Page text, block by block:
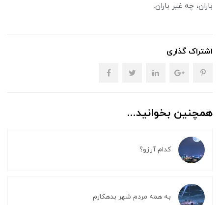
باران، چه غیر باران.
اشتراک گذاری
همچنین بخوانید...
کدام آرزو؟
به همه مردم شهر بدهکارم